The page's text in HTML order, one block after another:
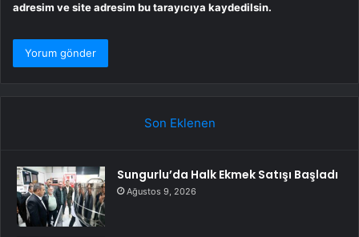
adresim ve site adresim bu tarayıcıya kaydedilsin.
Son Eklenen
Sungurlu’da Halk Ekmek Satışı Başladı
Ağustos 9, 2026